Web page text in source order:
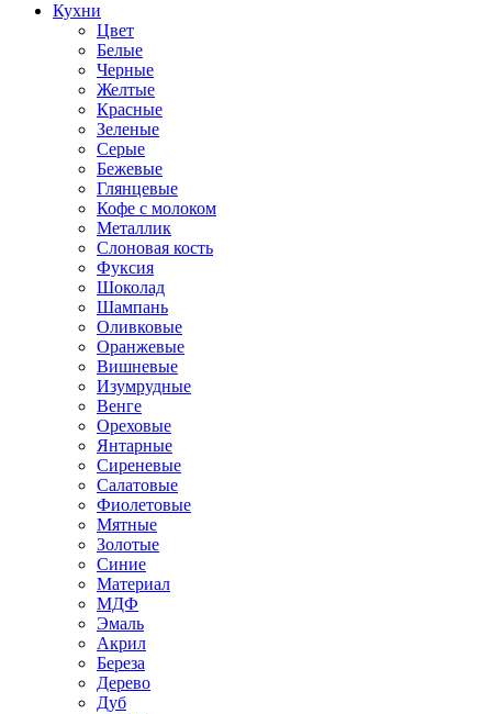
Кухни
Цвет
Белые
Черные
Желтые
Красные
Зеленые
Серые
Бежевые
Глянцевые
Кофе с молоком
Металлик
Слоновая кость
Фуксия
Шоколад
Шампань
Оливковые
Оранжевые
Вишневые
Изумрудные
Венге
Ореховые
Янтарные
Сиреневые
Салатовые
Фиолетовые
Мятные
Золотые
Синие
Материал
МДФ
Эмаль
Акрил
Береза
Дерево
Дуб